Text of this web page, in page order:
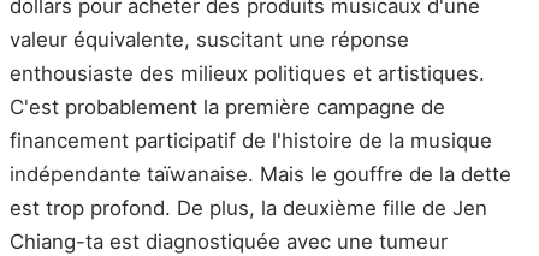
dollars pour acheter des produits musicaux d'une
valeur équivalente, suscitant une réponse
enthousiaste des milieux politiques et artistiques.
C'est probablement la première campagne de
financement participatif de l'histoire de la musique
indépendante taïwanaise. Mais le gouffre de la dette
est trop profond. De plus, la deuxième fille de Jen
Chiang-ta est diagnostiquée avec une tumeur